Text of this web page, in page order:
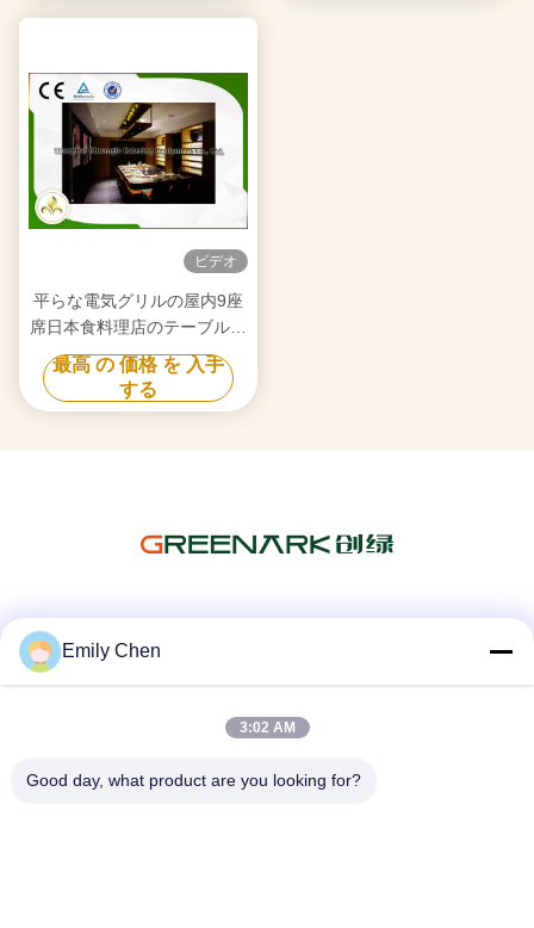
ビデオ
平らな電気グリルの屋内9座
席日本食料理店のテーブルの
セリウムISO9001の証明
最高 の 価格 を 入手
する
テレ
Emily Chen
3:02 AM
Good day, what product are you looking for?